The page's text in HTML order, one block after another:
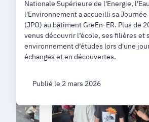
Nationale Supérieure de l'Energie,
l'Environnement a accueilli sa Journée
(JPO) au bâtiment GreEn-ER. Plus de
venus découvrir l’école, ses filières et
environnement d’études lors d'une
échanges et en découvertes.
Publié le 2 mars 2026